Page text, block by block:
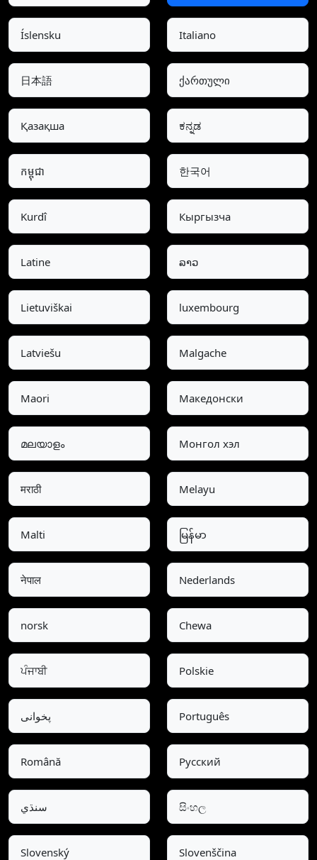
Íslensku Italiano
日本語 ქართული
Қазақша ಕನ್ನಡ
កម្ពុជា 한국어
Kurdî Кыргызча
Latine ລາວ
Lietuviškai luxembourg
Latviešu Malgache
Maori Македонски
മലയാളം Монгол хэл
मराठी Melayu
Malti မြန်မာ
नेपाल Nederlands
norsk Chewa
ਪੰਜਾਬੀ Polskie
پخوانی Português
Română Pусский
سنڌي සිංහල
Slovenský Slovenščina